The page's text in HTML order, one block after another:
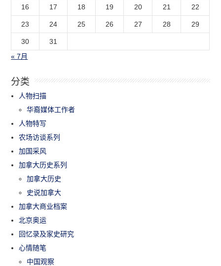
16 17 18 19 20 21 22
23 24 25 26 27 28 29
30
31
« 7月
分类
人物扫描
华裔媒体工作者
人物特写
农场访谈系列
加国采风
加拿大历史系列
加拿大历史
史说加拿大
加拿大商业档案
北京奥运
回忆录及家史研究
心情随笔
中国观察